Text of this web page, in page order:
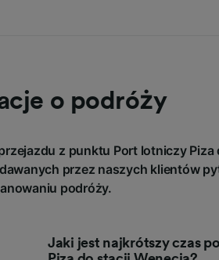
o podróży
z punktu Port lotniczy Piza
przez naszych klientów
podróży.
Jaki jest najkrótszy czas